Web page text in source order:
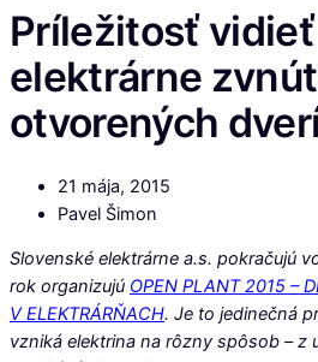
Príležitosť
elektrárne
otvorených
21 mája, 2015
Pavel Šimon
Slovenské elektrárne a.s. pokračujú
rok organizujú OPEN PLANT 2015 –
V ELEKTRÁRŇACH. Je to jedinečná
vzniká elektrina na rôzny spôsob – z